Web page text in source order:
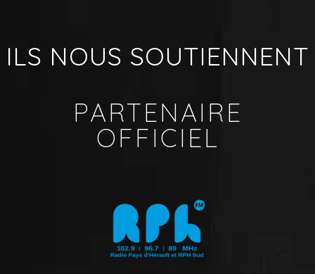
ILS NOUS SOUTIENNENT
PARTENAIRE
OFFICIEL